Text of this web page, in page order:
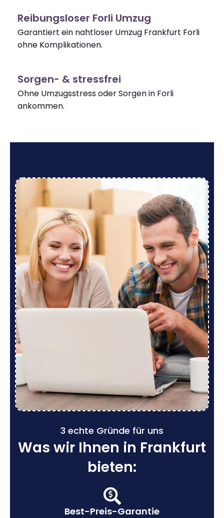
Reibungsloser Forli Umzug
Garantiert ein nahtloser Umzug Frankfurt Forli
ohne Komplikationen.
Sorgen- & stressfrei
Ohne Umzugsstress oder Sorgen in Forli
ankommen.
3 echte Gründe für uns
Was wir Ihnen in Frankfurt
bieten:
Best-Preis-Garantie